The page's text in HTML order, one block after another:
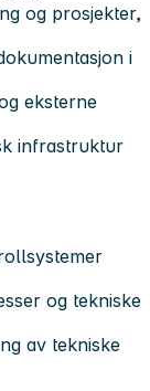
og prosjekter,
i
eksterne
infrastruktur
og tekniske
av tekniske